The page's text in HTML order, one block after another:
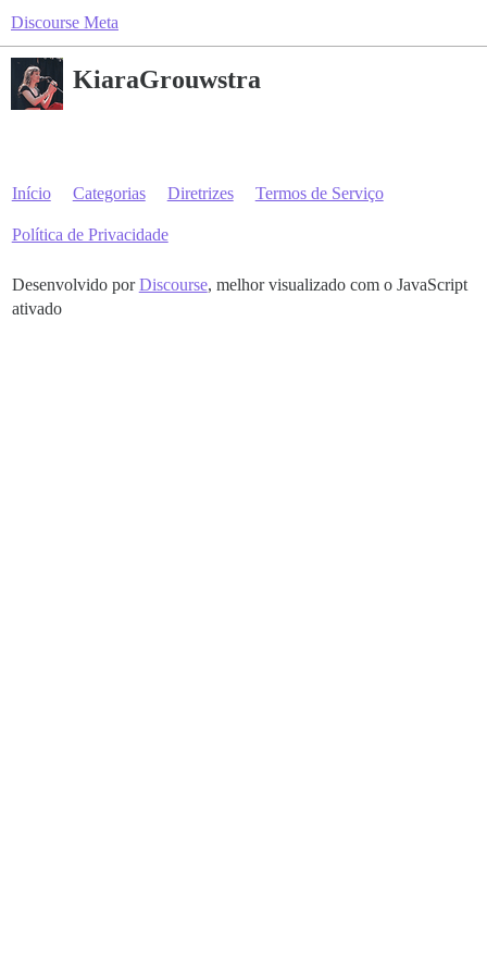
Discourse Meta
KiaraGrouwstra
Início Categorias Diretrizes Termos de Serviço
Política de Privacidade
Desenvolvido porDiscourse, melhor visualizado com o JavaScript
ativado